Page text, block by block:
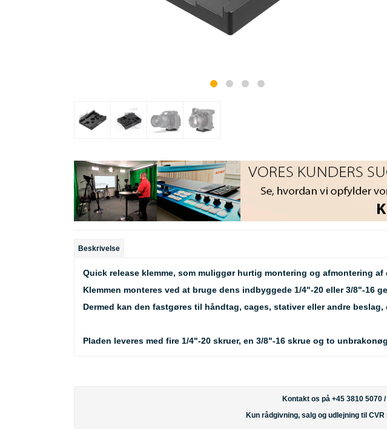
Beskrivelse
Quick release klemme, som muliggør hurtig montering og afmontering
Klemmen monteres ved at bruge dens indbyggede 1/4"-20 eller 3/8"-16
Dermed kan den fastgøres til håndtag, cages, stativer eller andre
Pladen leveres med fire 1/4"-20 skruer, en 3/8"-16 skrue og to
Kontakt os på +45 3810 5070 /
Kun rådgivning, salg og udlejning til